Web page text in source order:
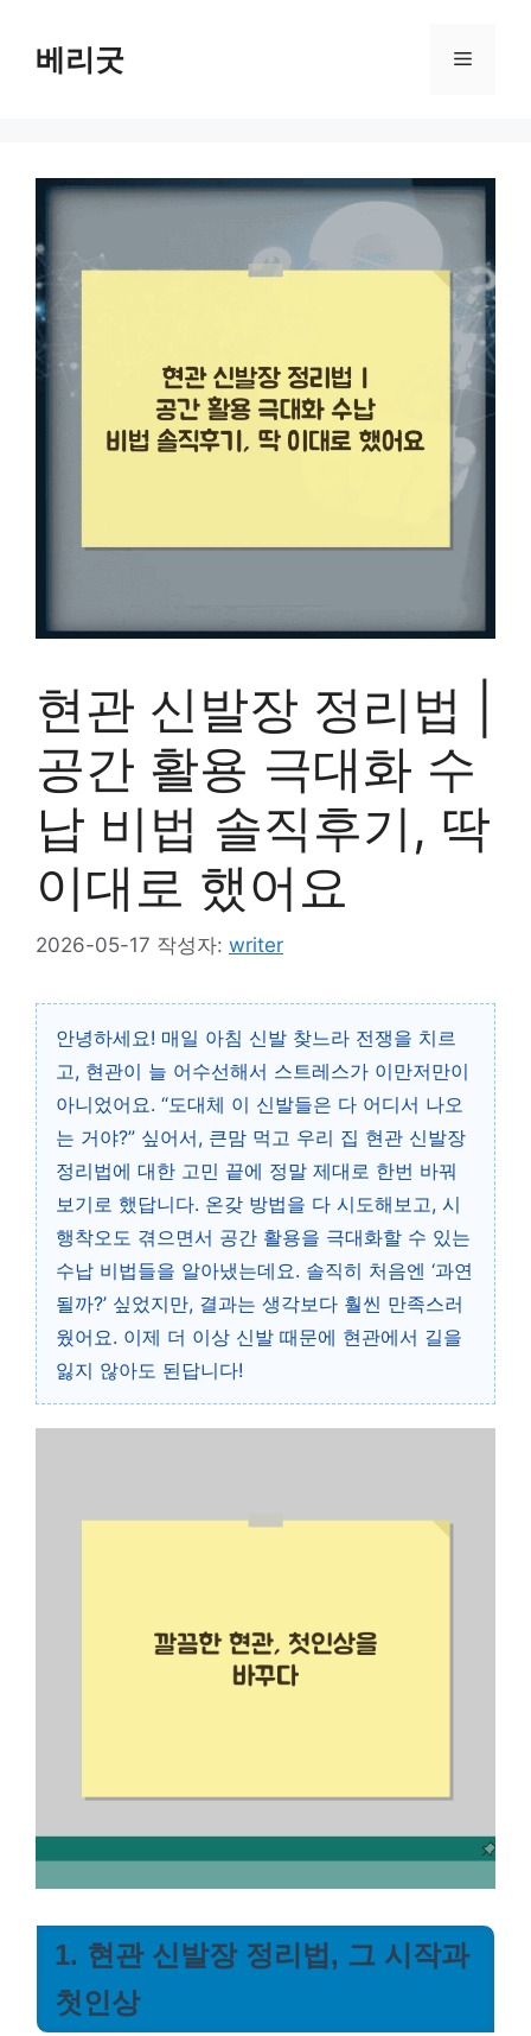
베리굿 메
현관 신발장 정리법 |
공간 활용 극대화 수
납 비법 솔직후기, 딱
이대로 했어요
2026-05-17 작성자: writer
안녕하세요! 매일 아침 신발 찾느라 전쟁을 치르
고, 현관이 늘 어수선해서 스트레스가 이만저만이
아니었어요. “도대체 이 신발들은 다 어디서 나오
는 거야?” 싶어서, 큰맘 먹고 우리 집 현관 신발장
정리법에 대한 고민 끝에 정말 제대로 한번 바꿔
보기로 했답니다. 온갖 방법을 다 시도해보고, 시
행착오도 겪으면서 공간 활용을 극대화할 수 있는
수납 비법들을 알아냈는데요. 솔직히 처음엔 ‘과연
될까?’ 싶었지만, 결과는 생각보다 훨씬 만족스러
웠어요. 이제 더 이상 신발 때문에 현관에서 길을
잃지 않아도 된답니다!
1. 현관 신발장 정리법, 그 시작과
첫인상